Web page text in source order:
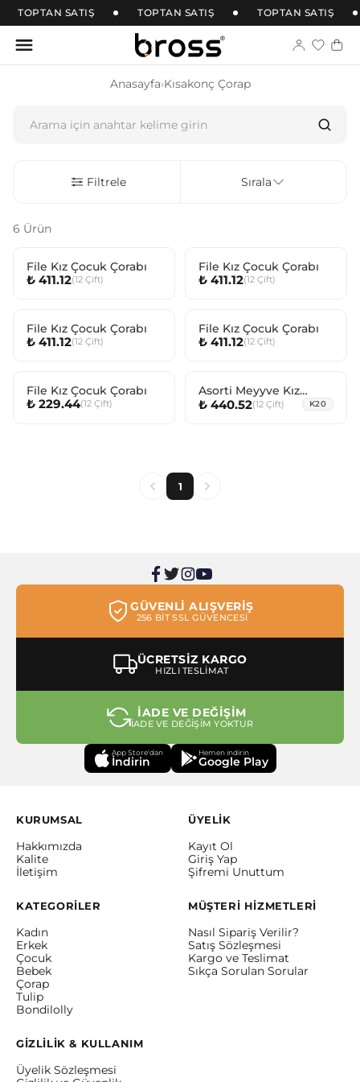
TOPTAN SATIŞ TOPTAN SATIŞ TOPTAN SATIŞ
Anasayfa›Kısakonç Çorap
Filtrele Sırala
6 Ürün
File Kız Çocuk Çorabı
₺ 411.12(12 Çift)
File Kız Çocuk Çorabı
₺ 411.12(12 Çift)
File Kız Çocuk Çorabı
₺ 411.12(12 Çift)
File Kız Çocuk Çorabı
₺ 411.12(12 Çift)
File Kız Çocuk Çorabı
₺ 229.44(12 Çift)
Asorti Meyyve Kız
Çocuk Spor Kısakonç
₺ 440.52(12 Çift) K20
1
GÜVENLİ ALIŞVERİŞ
256 BİT SSL GÜVENCESİ
ÜCRETSİZ KARGO
HIZLI TESLİMAT
İADE VE DEĞİŞİM
İADE VE DEĞİŞİM YOKTUR
App Store'dan
İndirin
Hemen indirin
Google Play
KURUMSAL
Hakkımızda
Kalite
İletişim
ÜYELİK
Kayıt Ol
Giriş Yap
Şifremi Unuttum
KATEGORİLER
Kadın
Erkek
Çocuk
Bebek
Çorap
Tulip
Bondilolly
MÜŞTERİ HİZMETLERİ
Nasıl Sipariş Verilir?
Satış Sözleşmesi
Kargo ve Teslimat
Sıkça Sorulan Sorular
GİZLİLİK & KULLANIM
Üyelik Sözleşmesi